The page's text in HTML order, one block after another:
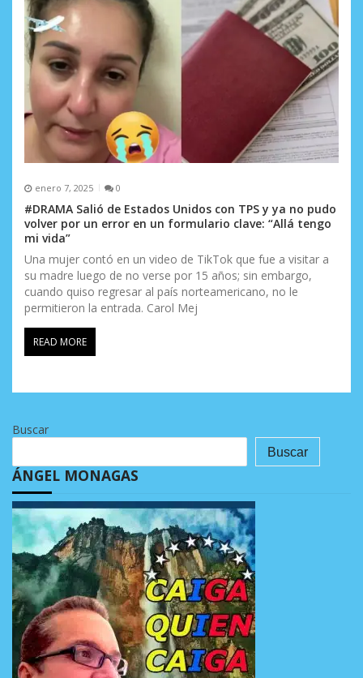
enero 7, 2025 0
#DRAMA Salió de Estados Unidos con TPS y ya no pudo
volver por un error en un formulario clave: “Allá tengo
mi vida”
Una mujer contó en un video de TikTok que fue a visitar a
su madre luego de no verse por 15 años; sin embargo,
cuando quiso regresar al país norteamericano, no le
permitieron la entrada. Carol Mej
READ MORE
Buscar
Buscar
ÁNGEL MONAGAS